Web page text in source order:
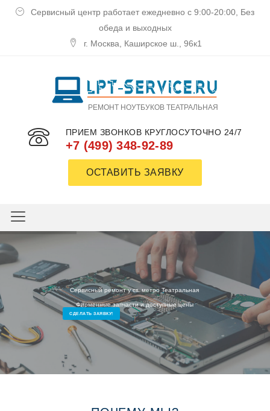
Сервисный центр работает ежедневно с 9:00-20:00, Без
обеда и выходных
г. Москва, Каширское ш., 96к1
РЕМОНТ НОУТБУКОВ ТЕАТРАЛЬНАЯ
ПРИЕМ ЗВОНКОВ КРУГЛОСУТОЧНО 24/7
+7 (499) 348-92-89
ОСТАВИТЬ ЗАЯВКУ
Сервисный ремонт у ст. метро Театральная
Фирменные запчасти и доступные цены
СДЕЛАТЬ ЗАЯВКУ!